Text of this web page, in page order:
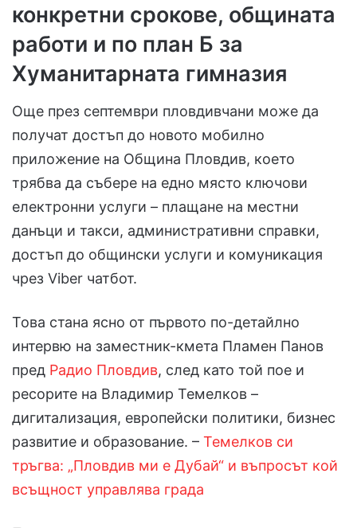
конкретни срокове, общината
работи и по план Б за
Хуманитарната гимназия
Още през септември пловдивчани може да
получат достъп до новото мобилно
приложение на Община Пловдив, което
трябва да събере на едно място ключови
електронни услуги – плащане на местни
данъци и такси, административни справки,
достъп до общински услуги и комуникация
чрез Viber чатбот.
Това стана ясно от първото по-детайлно
интервю на заместник-кмета Пламен Панов
пред Радио Пловдив, след като той пое и
ресорите на Владимир Темелков –
дигитализация, европейски политики, бизнес
развитие и образование. – Темелков си
тръгва: „Пловдив ми е Дубай“ и въпросът кой
всъщност управлява града